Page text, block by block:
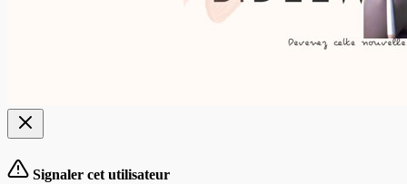
Signaler cet utilisateur